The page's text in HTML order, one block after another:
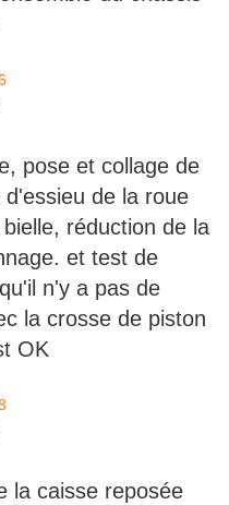
pose et collage de
d'essieu de la roue
réduction de la
et test de
n'y a pas de
la crosse de piston
OK
la caisse reposée